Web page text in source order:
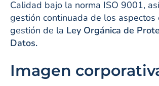
Calidad bajo la norma ISO 9001,
gestión continuada de los aspectos
gestión de la Ley Orgánica de
Datos.
Imagen